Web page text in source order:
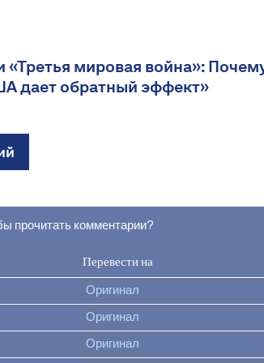
«Третья мировая война»:
дает обратный эффект»
прочитать комментарии?
Перевести на